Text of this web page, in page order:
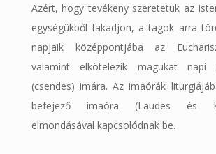
Azért, hogy tevékeny szeretetük az
egységükből fakadjon, a tagok arra
napjaik középpontjába az
valamint elkötelezik magukat
(csendes) imára. Az imaórák
befejező imaóra (Laudes és
elmondásával kapcsolódnak be.